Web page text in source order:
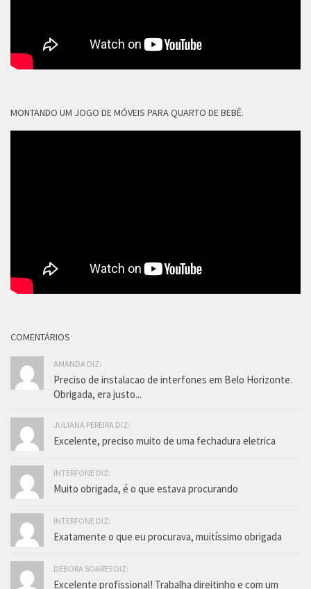
MONTANDO UM JOGO DE MÓVEIS PARA QUARTO DE BEBÊ.
COMENTÁRIOS
AMANDA DIZ:
Preciso de instalacao de interfones em Belo Horizonte.
Obrigada, era justo...
JULIANA PEREIRA DIZ:
Excelente, preciso muito de uma fechadura eletrica
INTERFONE DIZ:
Muito obrigada, é o que estava procurando
INTERFONE DIZ:
Exatamente o que eu procurava, muitíssimo obrigada
DEBORA SOARES DIZ:
Excelente profissional! Trabalha direitinho e com um